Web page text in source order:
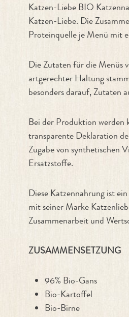
Katzen-Liebe BIO
Katzen-Liebe. Die
Proteinquelle je Menü mit
Die Zutaten für die Menüs
artgerechter Haltung
besonders darauf, Zutaten
Bei der Produktion werden
transparente Deklaration
Zugabe von synthetischen
Ersatzstoffe.
Diese Katzennahrung ist
mit seiner Marke
Zusammenarbeit und
ZUSAMMENSETZUNG
96% Bio-Gans
Bio-Kartoffel
Bio-Birne